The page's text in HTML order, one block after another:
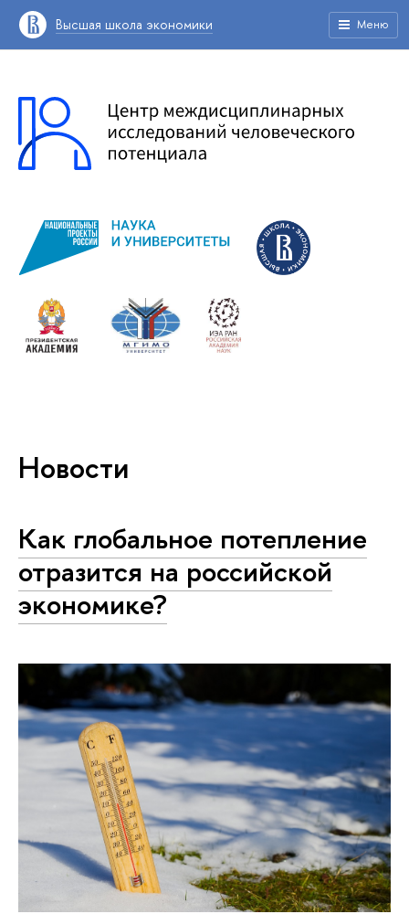
Высшая школа экономики Меню
Новости
Как глобальное потепление
отразится на российской
экономике?